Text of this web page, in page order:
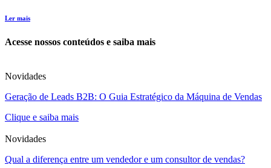
Ler mais
Acesse nossos conteúdos e saiba mais
Novidades
Geração de Leads B2B: O Guia Estratégico da Máquina de Vendas
Clique e saiba mais
Novidades
Qual a diferença entre um vendedor e um consultor de vendas?